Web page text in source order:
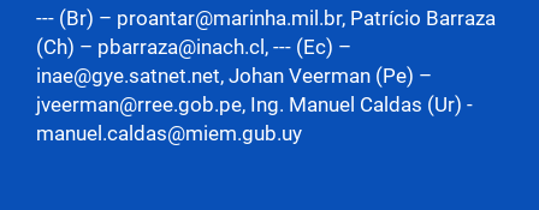
--- (Br) – proantar@marinha.mil.br, Patrício Barraza
(Ch) – pbarraza@inach.cl, --- (Ec) –
inae@gye.satnet.net, Johan Veerman (Pe) –
jveerman@rree.gob.pe, Ing. Manuel Caldas (Ur) -
manuel.caldas@miem.gub.uy